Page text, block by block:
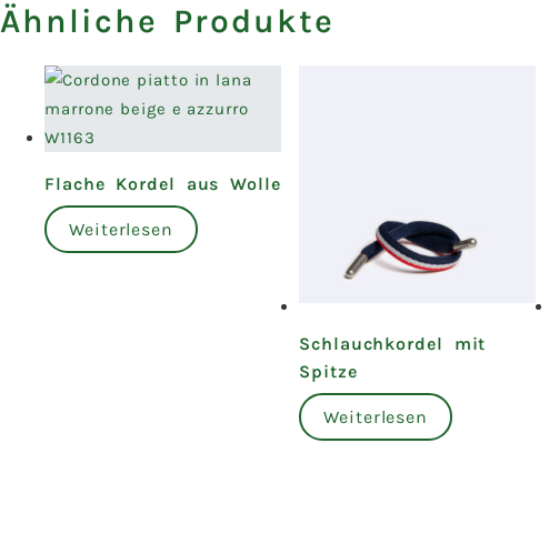
Ähnliche Produkte
Flache Kordel aus Wolle
Weiterlesen
Schlauchkordel mit
Spitze
Weiterlesen